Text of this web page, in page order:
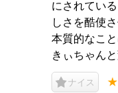
にされてい
しさを酷使
本質的なこ
きぃちゃん
ナイス